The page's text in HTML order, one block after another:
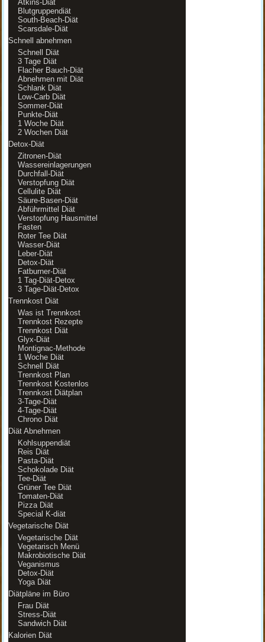
Atkins-Diät
Blutgruppendiät
South-Beach-Diät
Scarsdale-Diät
Schnell abnehmen
Schnell Diät
3 Tage Diät
Flacher Bauch-Diät
Abnehmen mit Diät
Schlank Diät
Low-Carb Diät
Sommer-Diät
Punkte-Diät
1 Woche Diät
2 Wochen Diät
Detox-Diät
Zitronen-Diät
Wassereinlagerungen
Durchfall-Diät
Verstopfung Diät
Cellulite Diät
Säure-Basen-Diät
Abführmittel Diät
Verstopfung Hausmittel
Fasten
Roter Tee Diät
Wasser-Diät
Leber-Diät
Detox-Diät
Fatburner-Diät
1 Tag-Diät-Detox
3 Tage-Diät-Detox
Trennkost Diät
Was ist Trennkost
Trennkost Rezepte
Trennkost Diät
Glyx-Diät
Montignac-Methode
1 Woche Diät
Schnell Diät
Trennkost Plan
Trennkost Kostenlos
Trennkost Diätplan
3-Tage-Diät
4-Tage-Diät
Chrono Diät
Diät Abnehmen
Kohlsuppendiät
Reis Diät
Pasta-Diät
Schokolade Diät
Tee-Diät
Grüner Tee Diät
Tomaten-Diät
Pizza Diät
Special K-diät
Vegetarische Diät
Vegetarische Diät
Vegetarisch Menü
Makrobiotische Diät
Veganismus
Detox-Diät
Yoga Diät
Diätpläne im Büro
Frau Diät
Stress-Diät
Sandwich Diät
Kalorien Diät